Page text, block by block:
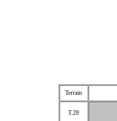
Terrain
T.29